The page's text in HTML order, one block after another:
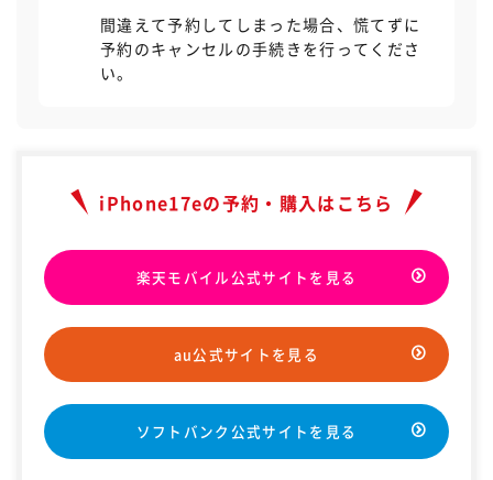
間違えて予約してしまった場合、慌てずに
予約のキャンセルの手続きを行ってくださ
い。
iPhone17eの予約・購入はこちら
楽天モバイル公式サイトを見る
au公式サイトを見る
ソフトバンク公式サイトを見る